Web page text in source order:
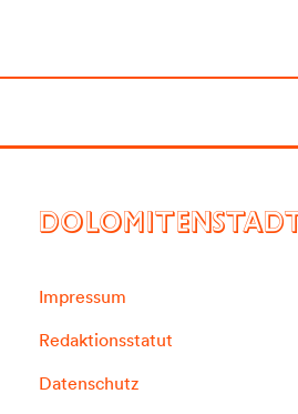
DOLOMITENSTADT
Impressum
Redaktionsstatut
Datenschutz